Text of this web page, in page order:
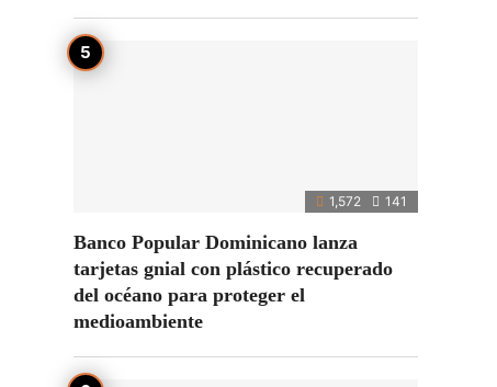
1,572 141
Banco Popular Dominicano lanza
tarjetas gnial con plástico recuperado
del océano para proteger el
medioambiente